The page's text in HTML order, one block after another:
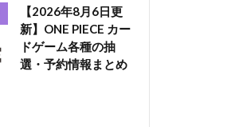
【2026年8月6日更
新】ONE PIECE カー
ドゲーム各種の抽
選・予約情報まとめ